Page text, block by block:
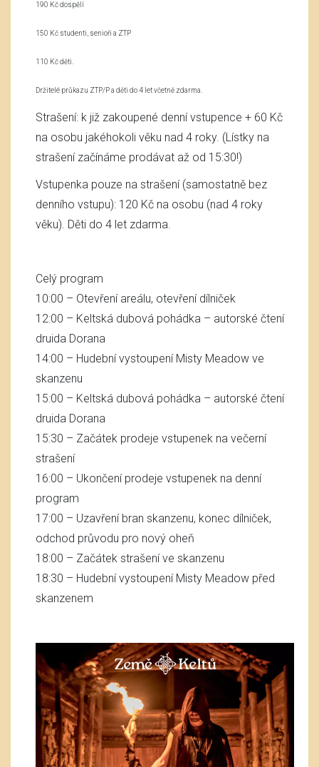
190 Kč dospělí
150 Kč studenti, senioři a ZTP
110 Kč děti.
Držitelé průkazu ZTP/P a děti do 4 let včetně zdarma.
Strašení: k již zakoupené denní vstupence + 60 Kč
na osobu jakéhokoli věku nad 4 roky. (Lístky na
strašení začínáme prodávat až od 15:30!)
Vstupenka pouze na strašení (samostatně bez
denního vstupu): 120 Kč na osobu (nad 4 roky
věku). Děti do 4 let zdarma.
Celý program
10:00 – Otevření areálu, otevření dílniček
12:00 – Keltská dubová pohádka – autorské čtení
druida Dorana
14:00 – Hudební vystoupení Misty Meadow ve
skanzenu
15:00 – Keltská dubová pohádka – autorské čtení
druida Dorana
15:30 – Začátek prodeje vstupenek na večerní
strašení
16:00 – Ukončení prodeje vstupenek na denní
program
17:00 – Uzavření bran skanzenu, konec dílniček,
odchod průvodu pro nový oheň
18:00 – Začátek strašení ve skanzenu
18:30 – Hudební vystoupení Misty Meadow před
skanzenem